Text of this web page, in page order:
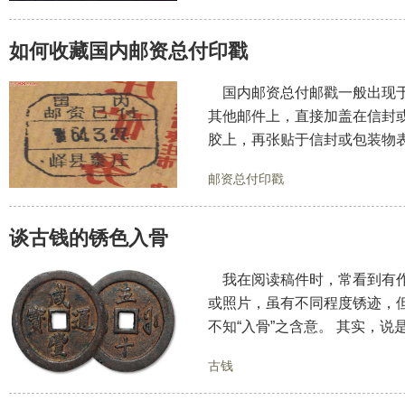
如何收藏国内邮资总付印戳
国内邮资总付邮戳一般出现
其他邮件上，直接加盖在信封
胶上，再张贴于信封或包装
邮资总付印戳
谈古钱的锈色入骨
我在阅读稿件时，常看到有
或照片，虽有不同程度锈迹，
不知“入骨”之含意。 其实，说
古钱